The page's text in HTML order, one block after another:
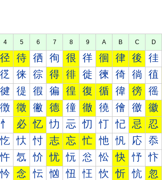
4 5 6 7 8 9 A B C D
径 待 徆 徇 很 徉 徊 律 後 徍
徔 徕 徖 得 徘 徙 徚 徛 徜 徝
徤 徥 徦 徧 徨 復 循 徫 徬 徭
徴 徵 徶 德 徸 徹 徺 徻 徼 徽
忄 必 忆 忇 忈 忉 忊 忋 忌 忍
忔 忕 忖 志 忘 忙 忚 忛 応 忝
忤 忥 忦 忧 忨 忩 忪 快 忬 忭
忴 念 忶 忷 忸 忹 忺 忻 忼 忽